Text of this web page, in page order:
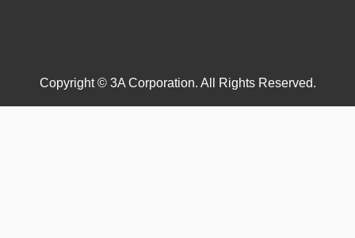
Copyright © 3A Corporation. All Rights Reserved.